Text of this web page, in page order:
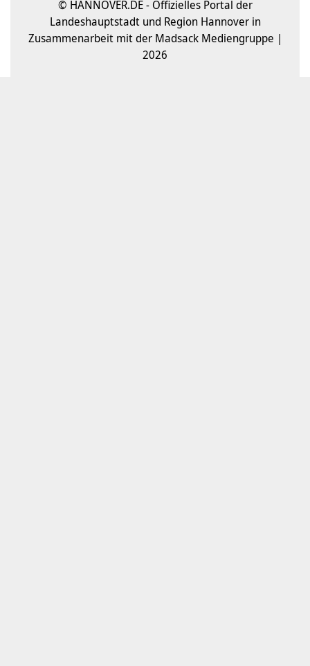
© HANNOVER.DE - Offizielles Portal der
Landeshauptstadt und Region Hannover in
Zusammenarbeit mit der Madsack Mediengruppe |
2026